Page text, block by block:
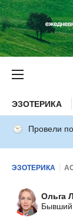
ЭЗОТЕРИКА
Провели
ЭЗОТЕРИКА
Ольга
Бывший